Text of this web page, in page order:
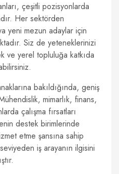
çeşitli pozisyonlarda
Her sektörden
yeni mezun adaylar için
Siz de yeteneklerinizi
ve yerel topluluğa katkıda
bakıldığında, geniş
mimarlık, finans,
çalışma fırsatları
destek birimlerinde
etme şansına sahip
iş arayanın ilgisini